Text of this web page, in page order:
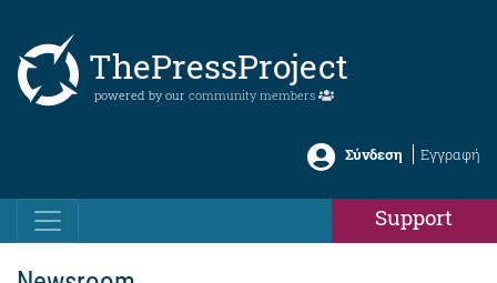
ThePressProject
powered by our community members
Σύνδεση Εγγραφή
Support